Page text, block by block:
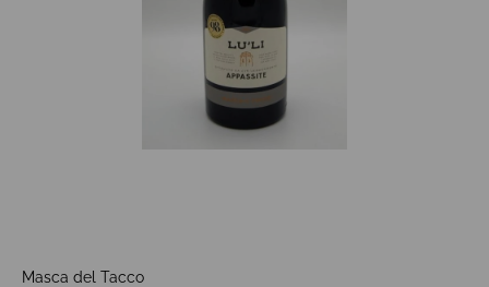
Masca del Tacco